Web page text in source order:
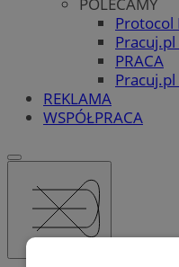
Protocol
PRACA
REKLAMA
WSPÓŁPRACA